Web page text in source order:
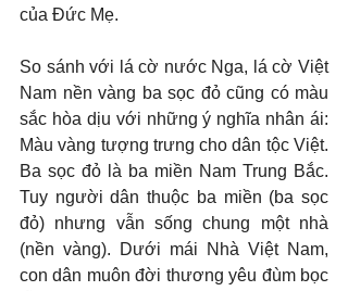
của Đức Mẹ.
So sánh với lá cờ nước Nga, lá cờ Việt
Nam nền vàng ba sọc đỏ cũng có màu
sắc hòa dịu với những ý nghĩa nhân ái:
Màu vàng tượng trưng cho dân tộc Việt.
Ba sọc đỏ là ba miền Nam Trung Bắc.
Tuy người dân thuộc ba miền (ba sọc
đỏ) nhưng vẫn sống chung một nhà
(nền vàng). Dưới mái Nhà Việt Nam,
con dân muôn đời thương yêu đùm bọc